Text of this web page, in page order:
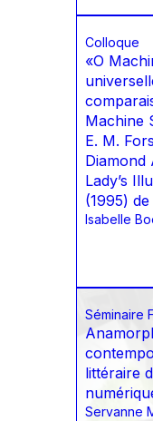
Colloque
«O
Machine
E. M.
Diamond
Lady’s
(1995)
Isabelle
Séminaire
littéraire
Servanne